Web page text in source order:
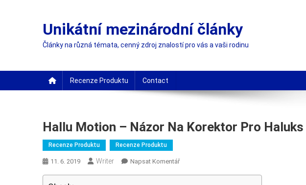
Unikátní mezinárodní články
Články na různá témata, cenný zdroj znalostí pro vás a vaši rodinu
Recenze Produktu Contact
Hallu Motion – Názor Na Korektor Pro Haluks
Recenze Produktu Recenze Produktu
11. 6. 2019 Writer Napsat KomentářOn